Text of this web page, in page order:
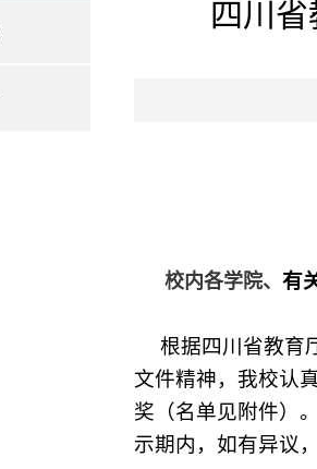
四川
校内各学院、 有
根据四川省教育
文件精神，我校认
奖（名单见附件）
示期内，如有异议